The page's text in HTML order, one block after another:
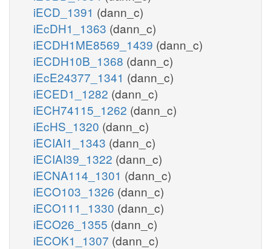
iECD_1391 (dann_c)
iEcDH1_1363 (dann_c)
iECDH1ME8569_1439 (dann_c)
iECDH10B_1368 (dann_c)
iEcE24377_1341 (dann_c)
iECED1_1282 (dann_c)
iECH74115_1262 (dann_c)
iEcHS_1320 (dann_c)
iECIAI1_1343 (dann_c)
iECIAI39_1322 (dann_c)
iECNA114_1301 (dann_c)
iECO103_1326 (dann_c)
iECO111_1330 (dann_c)
iECO26_1355 (dann_c)
iECOK1_1307 (dann_c)